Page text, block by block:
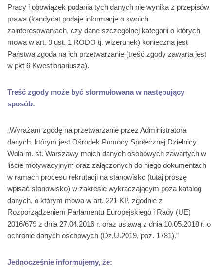
Pracy i obowiązek podania tych danych nie wynika z przepisów
prawa (kandydat podaje informacje o swoich
zainteresowaniach, czy dane szczególnej kategorii o których
mowa w art. 9 ust. 1 RODO tj. wizerunek) konieczna jest
Państwa zgoda na ich przetwarzanie (treść zgody zawarta jest
w pkt 6 Kwestionariusza).
Treść zgody może być sformułowana w następujący
sposób:
„Wyrażam zgodę na przetwarzanie przez Administratora
danych, którym jest Ośrodek Pomocy Społecznej Dzielnicy
Wola m. st. Warszawy moich danych osobowych zawartych w
liście motywacyjnym oraz załączonych do niego dokumentach
w ramach procesu rekrutacji na stanowisko (tutaj proszę
wpisać stanowisko) w zakresie wykraczającym poza katalog
danych, o którym mowa w art. 221 KP, zgodnie z
Rozporządzeniem Parlamentu Europejskiego i Rady (UE)
2016/679 z dnia 27.04.2016 r. oraz ustawą z dnia 10.05.2018 r. o
ochronie danych osobowych (Dz.U.2019, poz. 1781).”
Jednocześnie informujemy, że: